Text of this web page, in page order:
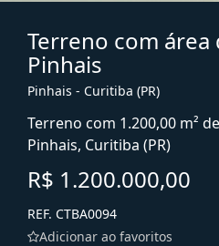
Terreno com área
Pinhais
Pinhais - Curitiba (PR)
Terreno com 1.200,00 m²
Pinhais, Curitiba (PR)
R$ 1.200.000,00
REF. CTBA0094
Adicionar ao favoritos